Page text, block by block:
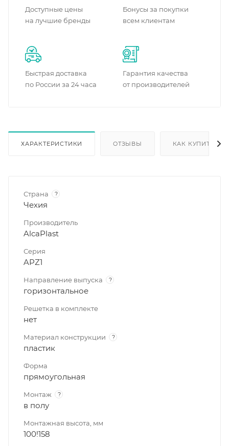
Доступные цены
на лучшие бренды
Бонусы за покупки
всем клиентам
Быстрая доставка
по России за 24 часа
Гарантия качества
от производителей
ХАРАКТЕРИСТИКИ ОТЗЫВЫ КАК КУПИТЬ
Страна ?
Чехия
Производитель
AlcaPlast
Серия
APZ1
Направление выпуска ?
горизонтальное
Решетка в комплекте
нет
Материал конструкции ?
пластик
Форма
прямоугольная
Монтаж ?
в полу
Монтажная высота, мм
100!158